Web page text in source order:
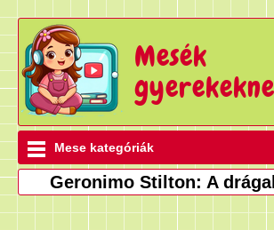
Mesék
Mese kategóriák
Geronimo Stilton: A